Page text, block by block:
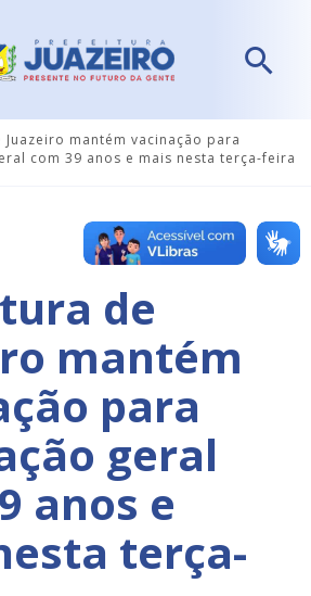
mantém vacinação para
com 39 anos e mais nesta terça-feira
de
mantém
para
geral
anos e
terça-